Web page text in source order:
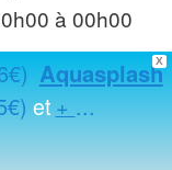
à 00h00
dessus, il est
dans ce lieu
X
Aquasplash
et+...